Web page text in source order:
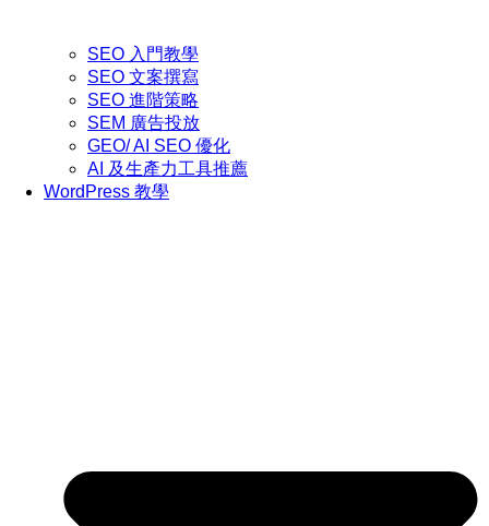
SEO 入門教學
SEO 文案撰寫
SEO 進階策略
SEM 廣告投放
GEO/ AI SEO 優化
AI 及生產力工具推薦
WordPress 教學